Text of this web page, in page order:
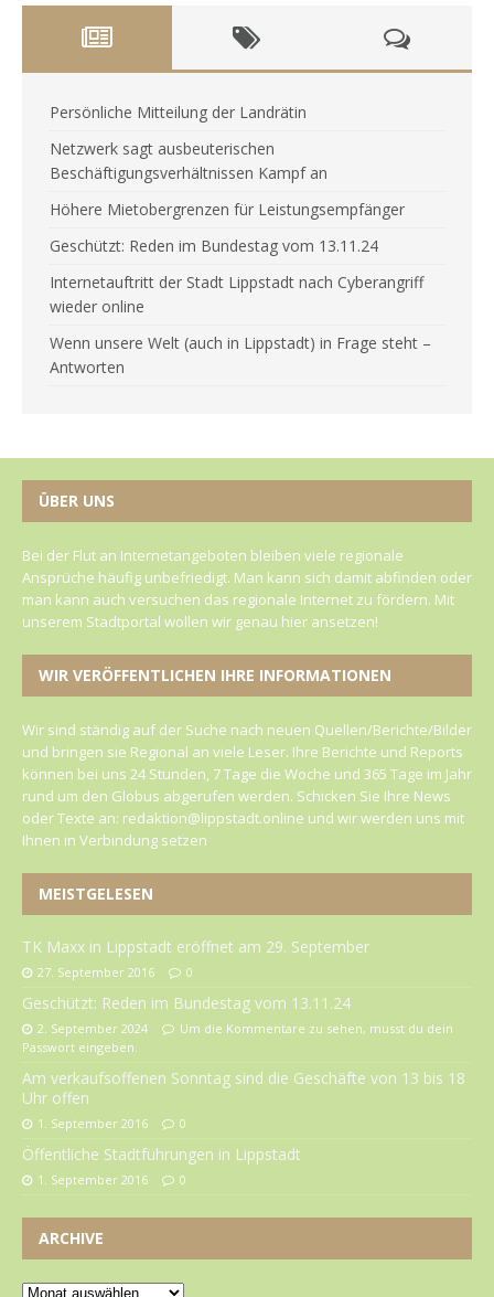
Persönliche Mitteilung der Landrätin
Netzwerk sagt ausbeuterischen
Beschäftigungsverhältnissen Kampf an
Höhere Mietobergrenzen für Leistungsempfänger
Geschützt: Reden im Bundestag vom 13.11.24
Internetauftritt der Stadt Lippstadt nach Cyberangriff
wieder online
Wenn unsere Welt (auch in Lippstadt) in Frage steht –
Antworten
ÜBER UNS
Bei der Flut an Internetangeboten bleiben viele regionale
Ansprüche häufig unbefriedigt. Man kann sich damit abfinden oder
man kann auch versuchen das regionale Internet zu fördern. Mit
unserem Stadtportal wollen wir genau hier ansetzen!
WIR VERÖFFENTLICHEN IHRE INFORMATIONEN
Wir sind ständig auf der Suche nach neuen Quellen/Berichte/Bilder
und bringen sie Regional an viele Leser. Ihre Berichte und Reports
können bei uns 24 Stunden, 7 Tage die Woche und 365 Tage im Jahr
rund um den Globus abgerufen werden. Schicken Sie Ihre News
oder Texte an: redaktion@lippstadt.online und wir werden uns mit
Ihnen in Verbindung setzen
MEISTGELESEN
TK Maxx in Lippstadt eröffnet am 29. September
27. September 2016 0
Geschützt: Reden im Bundestag vom 13.11.24
2. September 2024
Um die Kommentare zu sehen, musst du dein
Passwort eingeben.
Am verkaufsoffenen Sonntag sind die Geschäfte von 13 bis 18
Uhr offen
1. September 2016 0
Öffentliche Stadtführungen in Lippstadt
1. September 2016 0
ARCHIVE